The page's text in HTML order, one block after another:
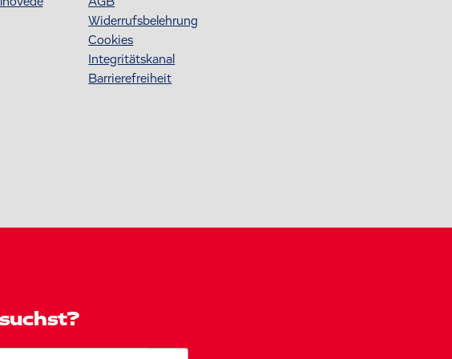
Widerrufsbelehrung
Cookies
Integritätskanal
Barrierefreiheit